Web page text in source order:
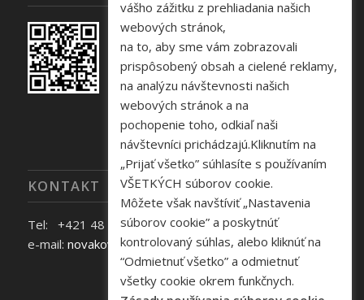
KONTAKT
Tel: +421 48 645 40 35
e-mail: novakova@zelpo.sk
vášho zážitku z prehliadania našich
webových stránok,
na to, aby sme vám zobrazovali
prispôsobený obsah a cielené reklamy,
na analýzu návštevnosti našich
webových stránok a na
pochopenie toho, odkiaľ naši
návštevníci prichádzajú.Kliknutím na
„Prijať všetko” súhlasíte s používaním
VŠETKÝCH súborov cookie.
Môžete však navštíviť „Nastavenia
súborov cookie” a poskytnúť
kontrolovaný súhlas, alebo kliknúť na
“Odmietnuť všetko” a odmietnuť
všetky cookie okrem funkčnych.